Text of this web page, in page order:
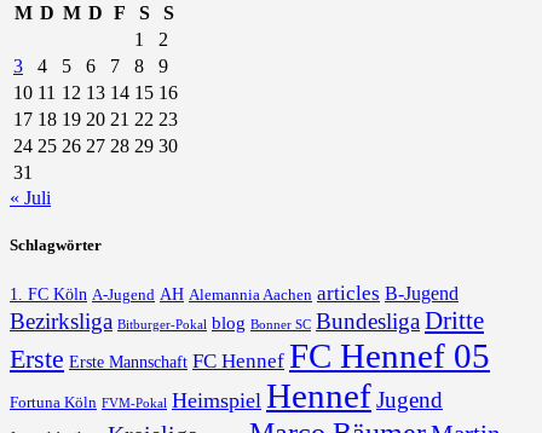
M D M D F S
S
1
2
3
4 5 6 7 8
9
10 11 12 13 14 15 16
17 18 19 20 21 22 23
24 25 26 27 28 29 30
31
« Juli
Schlagwörter
1. FC Köln A-Jugend AH Alemannia Aachen articles B-Jugend
Bezirksliga Bitburger-Pokal blog Bonner SC Bundesliga Dritte
Erste Erste Mannschaft FC Hennef FC Hennef 05
Fortuna Köln FVM-Pokal Heimspiel HennefJugend